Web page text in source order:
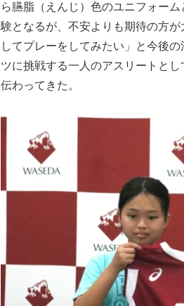
ら臙脂（えんじ）色のユニフォー
験となるが、不安よりも期待の方
してプレーをしてみたい」と今後
ツに挑戦する一人のアスリートと
伝わってきた。